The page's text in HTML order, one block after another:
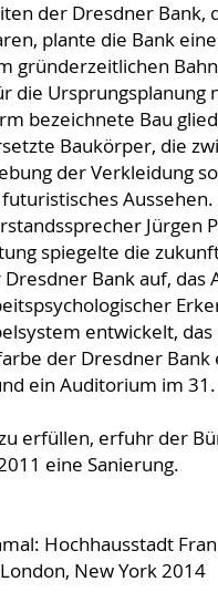
der Dresdner
plante die Bank
gründerzeitlichen
die
bezeichnete Bau
Baukörper, die
der Verkleidung
Jürgen
spiegelte die
Bank auf,
entwickelt,
der Dresdner
ein Auditorium im
erfüllen, erfuhr der
eine Sanierung.
Hochhausstadt
New York 2014